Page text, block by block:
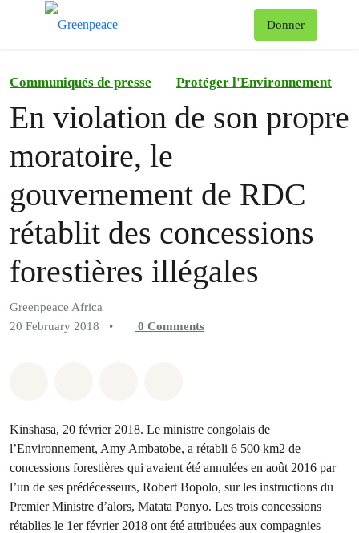
Donner
Communiqués de presse Protéger l'Environnement
En violation de son propre
moratoire, le
gouvernement de RDC
rétablit des concessions
forestières illégales
Greenpeace Africa
20 February 2018
• 0 Comments
Kinshasa, 20 février 2018. Le ministre congolais de
l’Environnement, Amy Ambatobe, a rétabli 6 500 km2 de
concessions forestières qui avaient été annulées en août 2016 par
l’un de ses prédécesseurs, Robert Bopolo, sur les instructions du
Premier Ministre d’alors, Matata Ponyo. Les trois concessions
rétablies le 1er février 2018 ont été attribuées aux compagnies